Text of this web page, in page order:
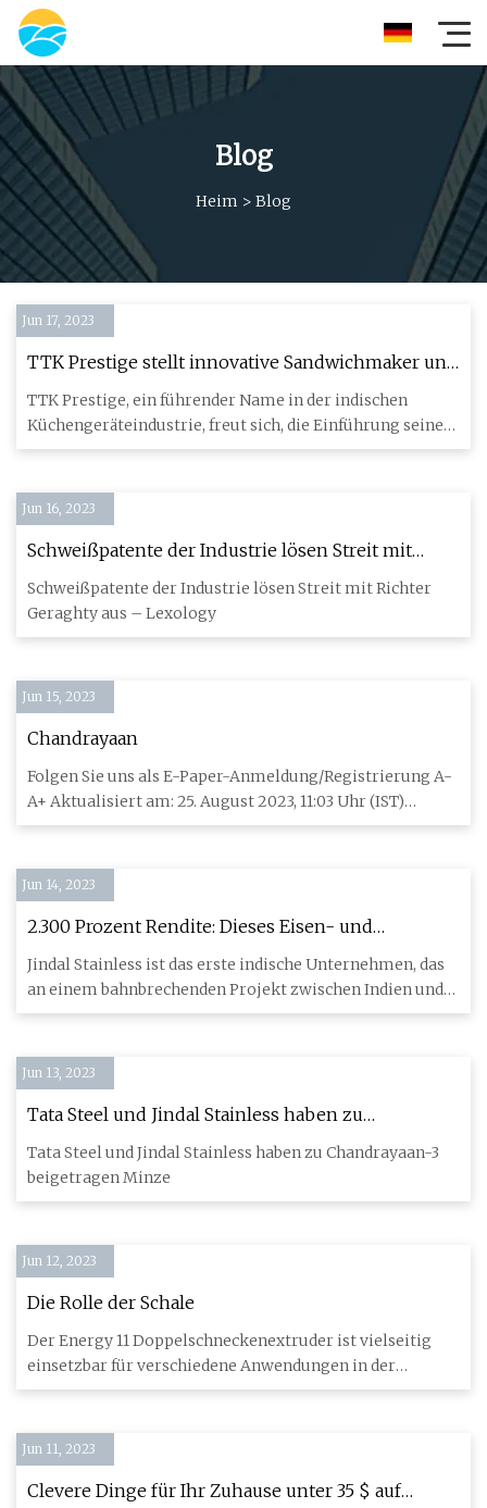
Blog
Heim > Blog
Jun 17, 2023
TTK Prestige stellt innovative Sandwichmaker und
elektrische Grillgeräte vor, um das einfache und
gesunde Kocherlebnis zu verbessern
TTK Prestige, ein führender Name in der indischen
Küchengeräteindustrie, freut sich, die Einführung seiner
neuen Linie i
Jun 16, 2023
Schweißpatente der Industrie lösen Streit mit
Richter Geraghty aus
Schweißpatente der Industrie lösen Streit mit Richter
Geraghty aus – Lexology
Jun 15, 2023
Chandrayaan
Folgen Sie uns als E-Paper-Anmeldung/Registrierung A-
A+ Aktualisiert am: 25. August 2023, 11:03 Uhr (IST)
Tribune News
Jun 14, 2023
2.300 Prozent Rendite: Dieses Eisen- und
Stahlunternehmen beteiligt sich als erstes
indisches Unternehmen an der India
Jindal Stainless ist das erste indische Unternehmen, das
an einem bahnbrechenden Projekt zwischen Indien und
Singapur t
Jun 13, 2023
Tata Steel und Jindal Stainless haben zu
Chandrayaan beigetragen
Tata Steel und Jindal Stainless haben zu Chandrayaan-3
beigetragen Minze
Jun 12, 2023
Die Rolle der Schale
Der Energy 11 Doppelschneckenextruder ist vielseitig
einsetzbar für verschiedene Anwendungen in der
modernen Batteriefo
Jun 11, 2023
Clevere Dinge für Ihr Zuhause unter 35 $ auf